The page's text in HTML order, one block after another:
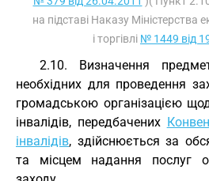
на підставі Наказу Міністерства
і торгівлі № 1449 від
2.10. Визначення
необхідних для проведення
громадською організацією
інвалідів, передбачених
інвалідів, здійснюється за
та місцем надання послуг